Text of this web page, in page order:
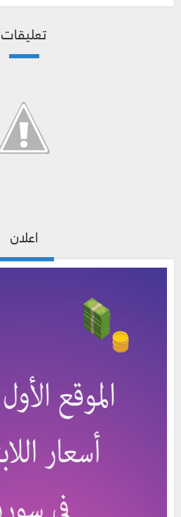
تعليقات
اعلان